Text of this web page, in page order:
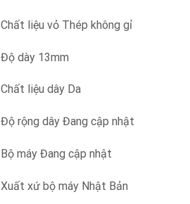
Chất liệu vỏ Thép không gỉ
Độ dày 13mm
Chất liệu dây Da
Độ rộng dây Đang cập nhật
Bộ máy Đang cập nhật
Xuất xứ bộ máy Nhật Bản